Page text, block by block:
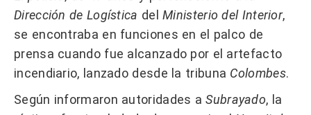
Dirección de Logística delMinisterio del Interior,
se encontraba en funciones en el palco de
prensa cuando fue alcanzado por el artefacto
incendiario, lanzado desde la tribuna Colombes.
Según informaron autoridades aSubrayado, la